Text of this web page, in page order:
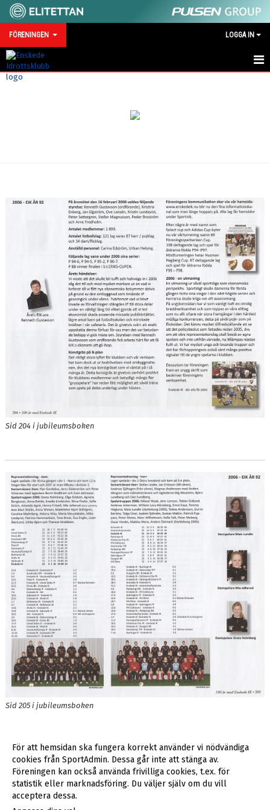
FÖRENINGEN LOGGA IN
OM FÖRENINGEN
ENSKEDE IK HISTORIK
ORDFÖRANDEN
EIK-VIP
EIK REKORD
STATISTIK HERR A
STATISTIK DAM A
1915-1916
1918
1919
1920
1921
1922
1923
1924
1925
1926
1927
1929
1930
Sid 204 i jubileumsboken
Sid 205 i jubileumsboken
För att hemsidan ska fungera korrekt använder vi nödvändiga
cookies från SportAdmin. Dessa går inte att stänga av.
Föreningen kan också använda frivilliga cookies, t.ex. för
statistik eller marknadsföring. Du väljer själv om du vill
acceptera dessa.